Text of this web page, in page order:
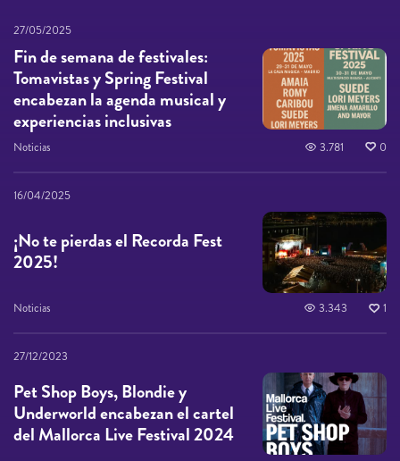
27/05/2025
Fin de semana de festivales:
Tomavistas y Spring Festival
encabezan la agenda musical y
experiencias inclusivas
Noticias 3.781 0
16/04/2025
¡No te pierdas el Recorda Fest
2025!
Noticias 3.343 1
27/12/2023
Pet Shop Boys, Blondie y
Underworld encabezan el cartel
del Mallorca Live Festival 2024